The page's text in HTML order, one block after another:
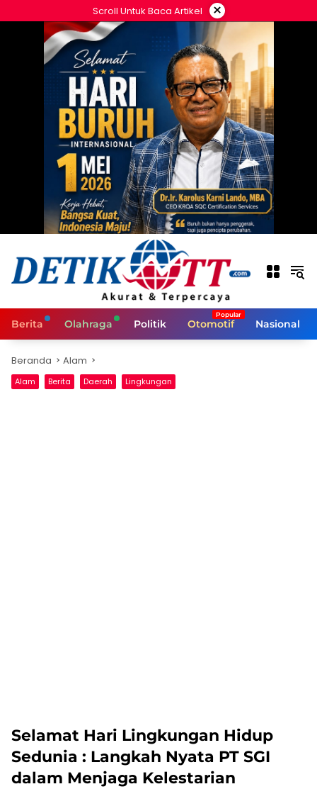
ke
Scroll Untuk Baca Artikel ×
Berita Olahraga Politik Otomotif Nasional
Beranda Alam
Alam Berita Daerah Lingkungan
Selamat Hari Lingkungan Hidup
Sedunia : Langkah Nyata PT SGI
dalam Menjaga Kelestarian